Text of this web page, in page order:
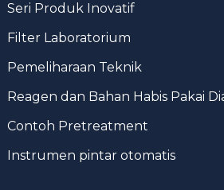
Seri Produk Inovatif
Filter Laboratorium
Pemeliharaan Teknik
Reagen dan Bahan Habis Pakai
Contoh Pretreatment
Instrumen pintar otomatis